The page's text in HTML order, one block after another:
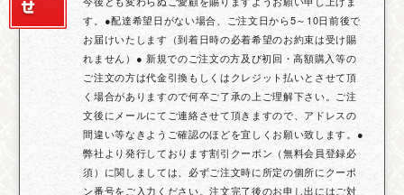
す。●配達希望日がない場合、ご注文日から5～10日前後で
お届けいたします（到着日時の必着希望のお約束は受け賜
れません）● 新規でのご注文の方及び初回・高額購入等の
ご注文の方は代金引換もしくはクレジット払いとさせて頂
く場合がありますので何卒ご了承の上ご理解下さい。ご注
文後にメールにてご連絡させて頂きますので、アドレスの
間違い等なきようご確認のほどを宜しくお願い致します。●
弊社より発行しております割引クーポン（無料会員登録必
須）に関しましては、必ずご注文時に所定の個所にクーポ
ン番号をご入力ください。注文完了後のお申し出にはご対